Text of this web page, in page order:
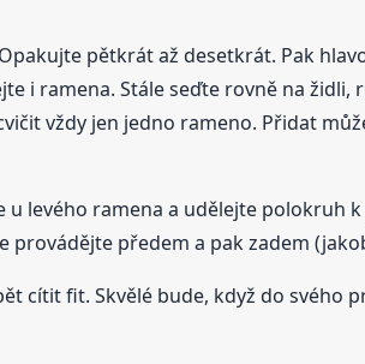
pětkrát až desetkrát. Pak
i ramena. Stále seďte rovně na židli,
vždy jen jedno rameno. Přidat
levého ramena a udělejte polokruh
předem a pak zadem
cítit fit. Skvělé bude, když do svého